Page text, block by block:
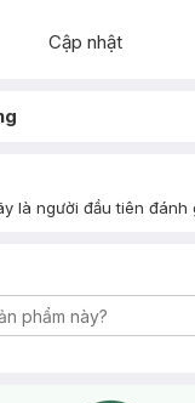
Cập nhật
là người đầu tiên đánh